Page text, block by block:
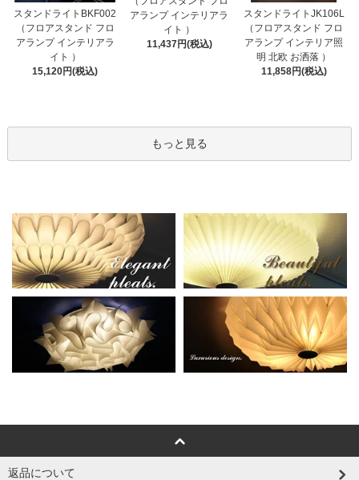
スタンドライトBKF002
（フロアスタンド フロ
アランプ インテリアラ
イト ）
15,120円(税込)
アランプ インテリアラ
イト ）
11,437円(税込)
スタンドライトJK106L
（フロアスタンド フロ
アランプ インテリア照
明 北欧 お洒落 ）
11,858円(税込)
もっと見る
返品について